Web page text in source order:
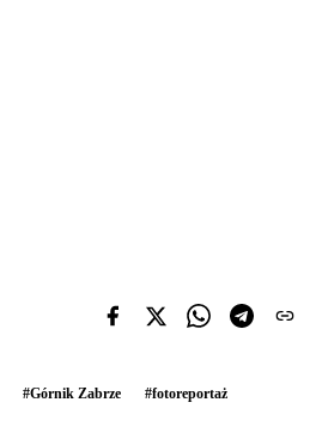
#Górnik Zabrze #fotoreportaż